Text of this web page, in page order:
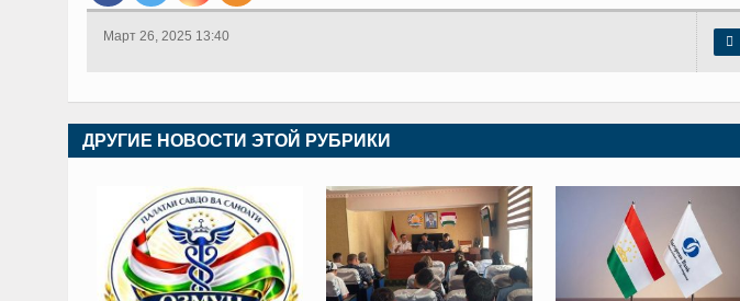

Март 26, 2025 13:40
ДРУГИЕ НОВОСТИ ЭТОЙ РУБРИКИ